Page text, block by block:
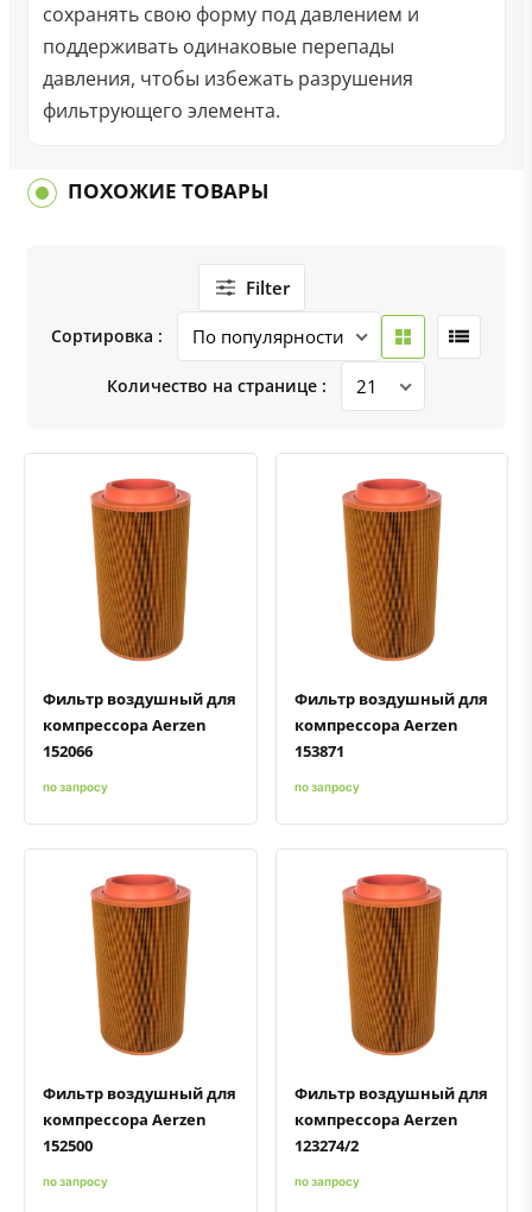
сохранять свою форму под давлением и
поддерживать одинаковые перепады
давления, чтобы избежать разрушения
фильтрующего элемента.
ПОХОЖИЕ ТОВАРЫ
Filter
Сортировка :
Количество на странице :
Быстрый просмотрДобавить к сравнению
Добавить в избранное
Фильтр воздушный для
компрессора Aerzen
152066
по запросу
Быстрый просмотрДобавить к сравнению
Добавить в избранное
Фильтр воздушный для
компрессора Aerzen
153871
по запросу
Быстрый просмотрДобавить к сравнению
Добавить в избранное
Фильтр воздушный для
компрессора Aerzen
152500
по запросу
Быстрый просмотрДобавить к сравнению
Добавить в избранное
Фильтр воздушный для
компрессора Aerzen
123274/2
по запросу